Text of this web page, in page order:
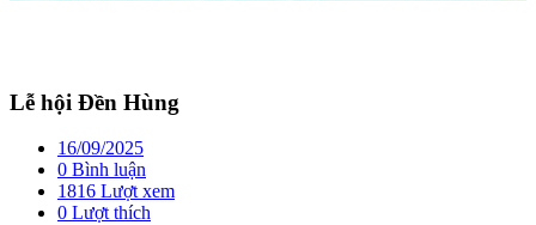
Lễ hội Đền Hùng
16/09/2025
0 Bình luận
1816 Lượt xem
0 Lượt thích